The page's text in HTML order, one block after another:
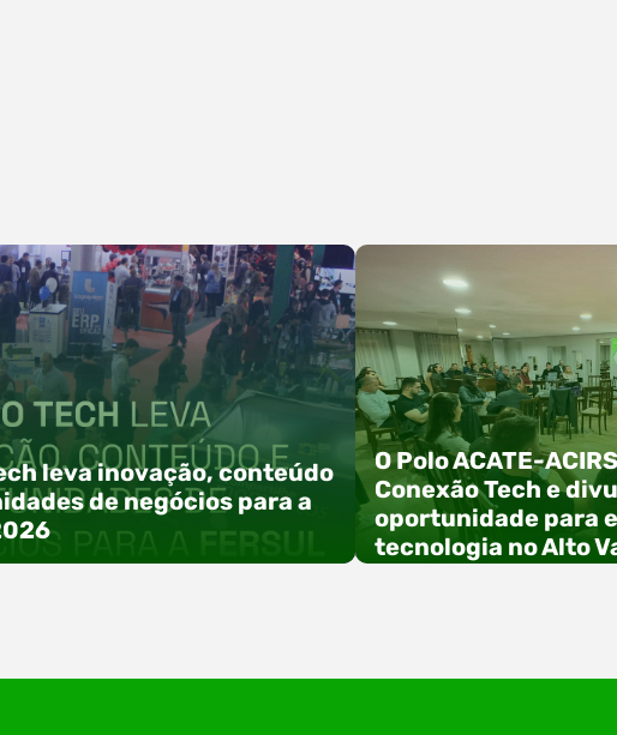
leva inovação, conteúdo
de negócios para a
O Polo ACATE-
Conexão Tech e
oportunidade para
tecnologia no Alto